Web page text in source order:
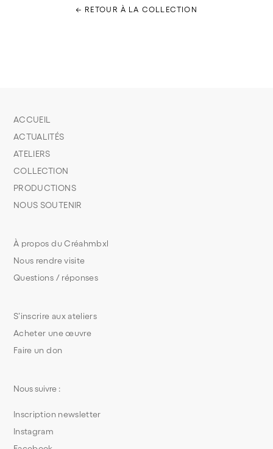
← RETOUR À LA COLLECTION
S’inscrire aux ateliers
Acheter une œuvre
Faire un don
À propos du Créahmbxl
Nous rendre visite
Questions / réponses
ACCUEIL
ACTUALITÉS
ATELIERS
COLLECTION
PRODUCTIONS
NOUS SOUTENIR
Nous suivre :
Inscription newsletter
Instagram